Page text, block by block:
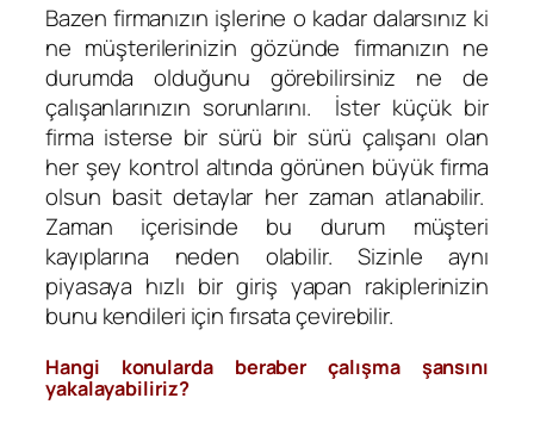
Bazen firmanızın işlerine o kadar dalarsınız ki
ne müşterilerinizin gözünde firmanızın ne
durumda olduğunu görebilirsiniz ne de
çalışanlarınızın sorunlarını. İster küçük bir
firma isterse bir sürü bir sürü çalışanı olan
her şey kontrol altında görünen büyük firma
olsun basit detaylar her zaman atlanabilir.
Zaman içerisinde bu durum müşteri
kayıplarına neden olabilir. Sizinle aynı
piyasaya hızlı bir giriş yapan rakiplerinizin
bunu kendileri için fırsata çevirebilir.
Hangi konularda beraber çalışma şansını
yakalayabiliriz?